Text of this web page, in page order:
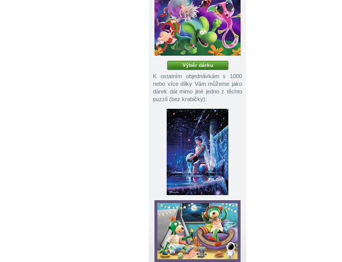
Výběr dárku
K ostatním objednávkám s 1000
nebo více dílky Vám můžeme jako
dárek dát mimo jiné jedno z těchto
puzzlí (bez krabičky):